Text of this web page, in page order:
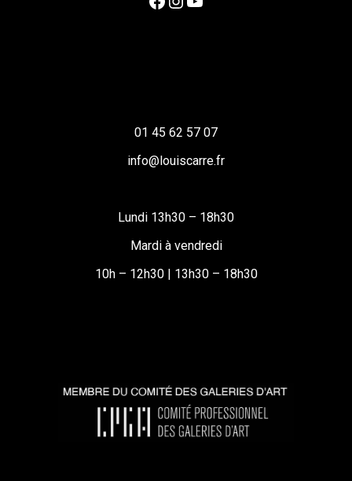
01 45 62 57 07
info@louiscarre.fr
Lundi 13h30 – 18h30
Mardi à vendredi
10h – 12h30 | 13h30 – 18h30